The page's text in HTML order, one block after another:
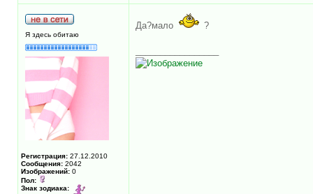
Я здесь обитаю
Регистрация: 27.12.2010
Сообщения: 2042
Изображений: 0
Пол:
Знак зодиака:
Да?мало ?